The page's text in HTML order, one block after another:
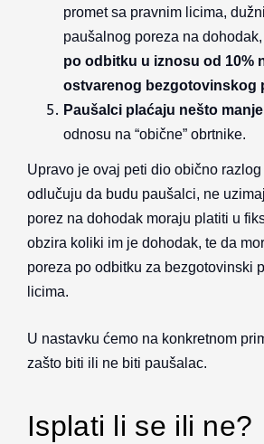
promet sa pravnim licima,
paušalnog poreza na
po odbitku u iznosu od 10%
ostvarenog bezgotovinskog
Paušalci plaćaju nešto
odnosu na “obične” obrtnike.
Upravo je ovaj peti dio obično
odlučuju da budu paušalci, ne
porez na dohodak moraju platiti u
obzira koliki im je dohodak, te da
poreza po odbitku za bezgotovinski
licima.
U nastavku ćemo na konkretnom
zašto biti ili ne biti paušalac.
Isplati li se ili ne?